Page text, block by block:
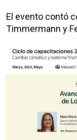
El evento contó
Timmermann y